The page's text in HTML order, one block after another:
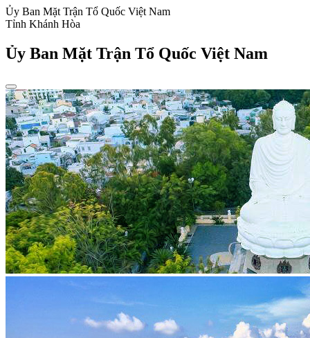
Ủy Ban Mặt Trận Tổ Quốc Việt Nam
Tỉnh Khánh Hòa
Ủy Ban Mặt Trận Tổ Quốc Việt Nam